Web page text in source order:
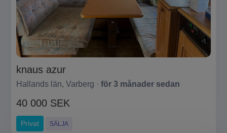
knaus azur
Hallands län, Varberg · för 3 månader sedan
40 000 SEK
Privat SÄLJA